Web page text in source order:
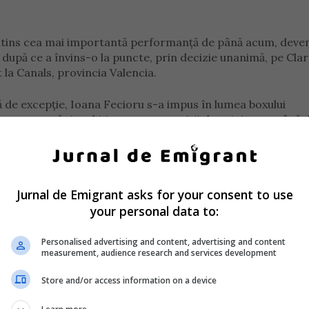
cea mai importantă performanță de până acum,
ce a învins-o la puncte, prin decizie unanimă, pe
Canals, provincia Valencia.
excepție, Ioana Fecioru s-a impus în lumea boxului
și ambiție pentru sportivii de origine română
impunând presiune încă din primul gong. Seria ei de
stânga a trimis-o pe româncă la podea în runda
o în încurcătură pe adversară cu lovituri clare și
Jurnal de Emigrant asks for your consent to use
your personal data to:
Personalised advertising and content, advertising and content
measurement, audience research and services development
Store and/or access information on a device